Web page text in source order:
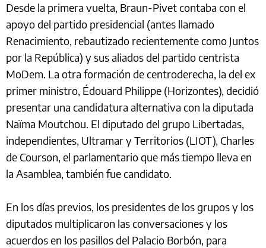
Desde la primera vuelta, Braun-Pivet contaba con el
apoyo del partido presidencial (antes llamado
Renacimiento, rebautizado recientemente como Juntos
por la República) y sus aliados del partido centrista
MoDem. La otra formación de centroderecha, la del ex
primer ministro, Édouard Philippe (Horizontes), decidió
presentar una candidatura alternativa con la diputada
Naïma Moutchou. El diputado del grupo Libertadas,
independientes, Ultramar y Territorios (LIOT), Charles
de Courson, el parlamentario que más tiempo lleva en
la Asamblea, también fue candidato.
En los días previos, los presidentes de los grupos y los
diputados multiplicaron las conversaciones y los
acuerdos en los pasillos del Palacio Borbón, para